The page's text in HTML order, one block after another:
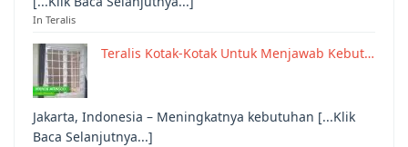
In Teralis
Teralis Kotak-Kotak Untuk Menjawab Kebut…
Jakarta, Indonesia – Meningkatnya kebutuhan [...Klik
Baca Selanjutnya...]